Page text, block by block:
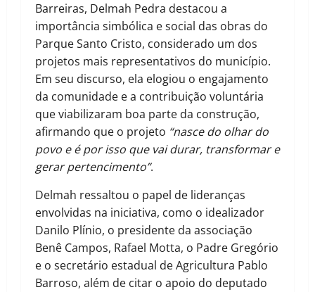
Barreiras, Delmah Pedra destacou a
importância simbólica e social das obras do
Parque Santo Cristo, considerado um dos
projetos mais representativos do município.
Em seu discurso, ela elogiou o engajamento
da comunidade e a contribuição voluntária
que viabilizaram boa parte da construção,
afirmando que o projeto “nasce do olhar do
povo e é por isso que vai durar, transformar e
gerar pertencimento”.
Delmah ressaltou o papel de lideranças
envolvidas na iniciativa, como o idealizador
Danilo Plínio, o presidente da associação
Benê Campos, Rafael Motta, o Padre Gregório
e o secretário estadual de Agricultura Pablo
Barroso, além de citar o apoio do deputado